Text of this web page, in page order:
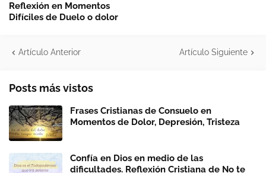
Reflexión en Momentos
Difíciles de Duelo o dolor
Artículo Anterior Artículo Siguiente
Posts más vistos
Frases Cristianas de Consuelo en
Momentos de Dolor, Depresión, Tristeza
Confía en Dios en medio de las
dificultades. Reflexión Cristiana de No te